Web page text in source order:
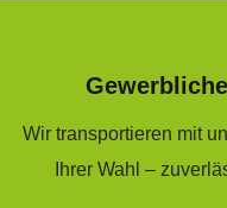
Wir transportieren mit
Ihrer Wahl –